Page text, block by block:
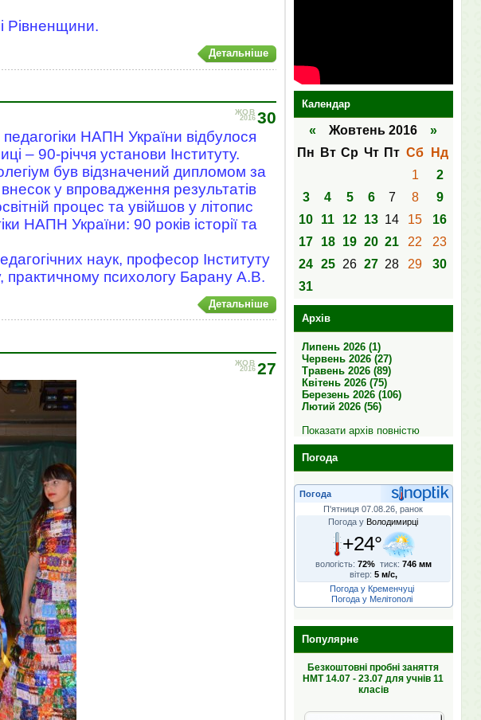
Рівненщини.
Детальніше
30
ЖОВ
2016
педагогіки НАПН України відбулося
– 90-річчя установи Інституту.
був відзначений дипломом за
у впровадження результатів
процес та увійшов у літопис
НАПН України: 90 років історії та
наук, професор Інституту
практичному психологу Барану А.В.
Детальніше
27
ЖОВ
2016
Календар
« Жовтень 2016 »
Пн
Вт Ср Чт Пт Сб
Нд
1
2
3
4 5 6 7 8
9
10
11 12 13 14 15
16
17
18 19 20 21 22
23
24 25 26 27 28 29
30
31
Архів
Липень 2026 (1)
Червень 2026 (27)
Травень 2026 (89)
Квітень 2026 (75)
Березень 2026 (106)
Лютий 2026 (56)
Показати архів повністю
Погода
Погода
П'ятниця 07.08.26, ранок
Погода у Володимирці
+24°
вологість: 72% тиск: 746 мм
вітер: 5 м/с,
Погода у Кременчуці
Погода у Мелітополі
Популярне
Безкоштовні пробні заняття
НМТ 14.07 - 23.07 для учнів 11
класів